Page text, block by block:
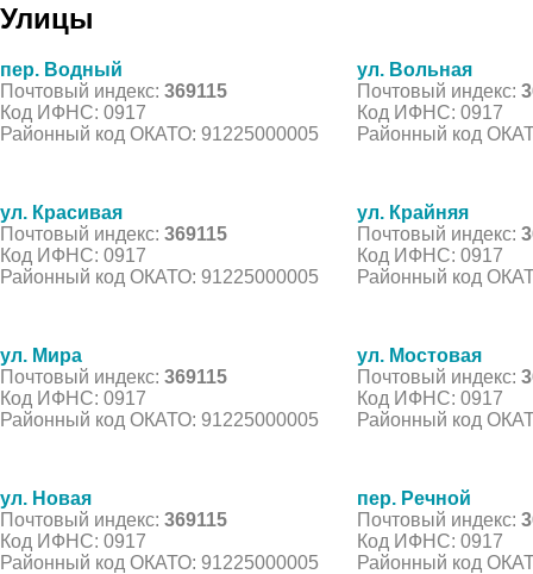
Улицы
пер. Водный
Почтовый индекс: 369115
Код ИФНС: 0917
Районный код ОКАТО: 91225000005
ул. Вольная
Почтовый индекс:
Код ИФНС: 0917
Районный код
ул. Красивая
Почтовый индекс: 369115
Код ИФНС: 0917
Районный код ОКАТО: 91225000005
ул. Крайняя
Почтовый индекс:
Код ИФНС: 0917
Районный код
ул. Мира
Почтовый индекс: 369115
Код ИФНС: 0917
Районный код ОКАТО: 91225000005
ул. Мостовая
Почтовый индекс:
Код ИФНС: 0917
Районный код
ул. Новая
Почтовый индекс: 369115
Код ИФНС: 0917
Районный код ОКАТО: 91225000005
пер. Речной
Почтовый индекс:
Код ИФНС: 0917
Районный код